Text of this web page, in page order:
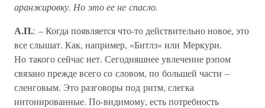
аранжировку. Но это ее не спасло.
А.П.: – Когда появляется что-то действительно новое, это
все слышат. Как, например, «Битлз» или Меркури.
Но такого сейчас нет. Сегодняшнее увлечение рэпом
связано прежде всего со словом, по большей части –
сленговым. Это разговоры под ритм, слегка
интонированные. По-видимому, есть потребность